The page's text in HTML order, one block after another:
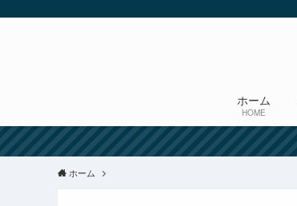
ホーム
HOME
ホーム